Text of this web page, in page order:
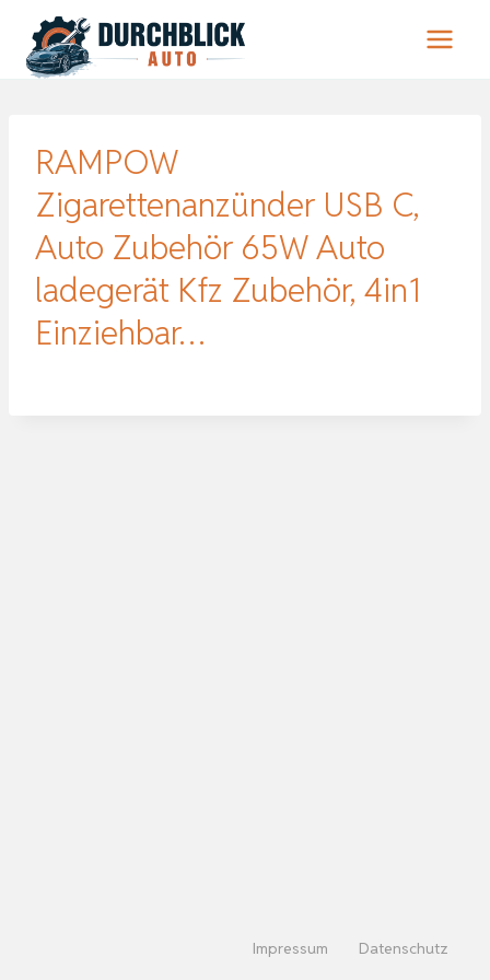
Inhalt
springen
RAMPOW
Zigarettenanzünder USB C,
Auto Zubehör 65W Auto
ladegerät Kfz Zubehör, 4in1
Einziehbar…
Impressum Datenschutz